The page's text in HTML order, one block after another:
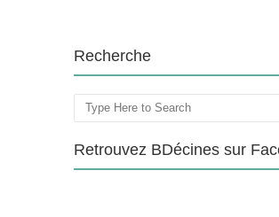
Recherche
Rechercher
Retrouvez BDécines sur